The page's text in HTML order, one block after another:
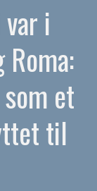
i
et
til